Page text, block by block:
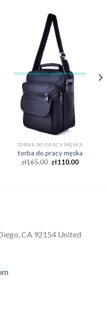
TORBA DO PRACY MĘSKA
torba do pracy męska
zł165.00 zł110.00
CA 92154 United